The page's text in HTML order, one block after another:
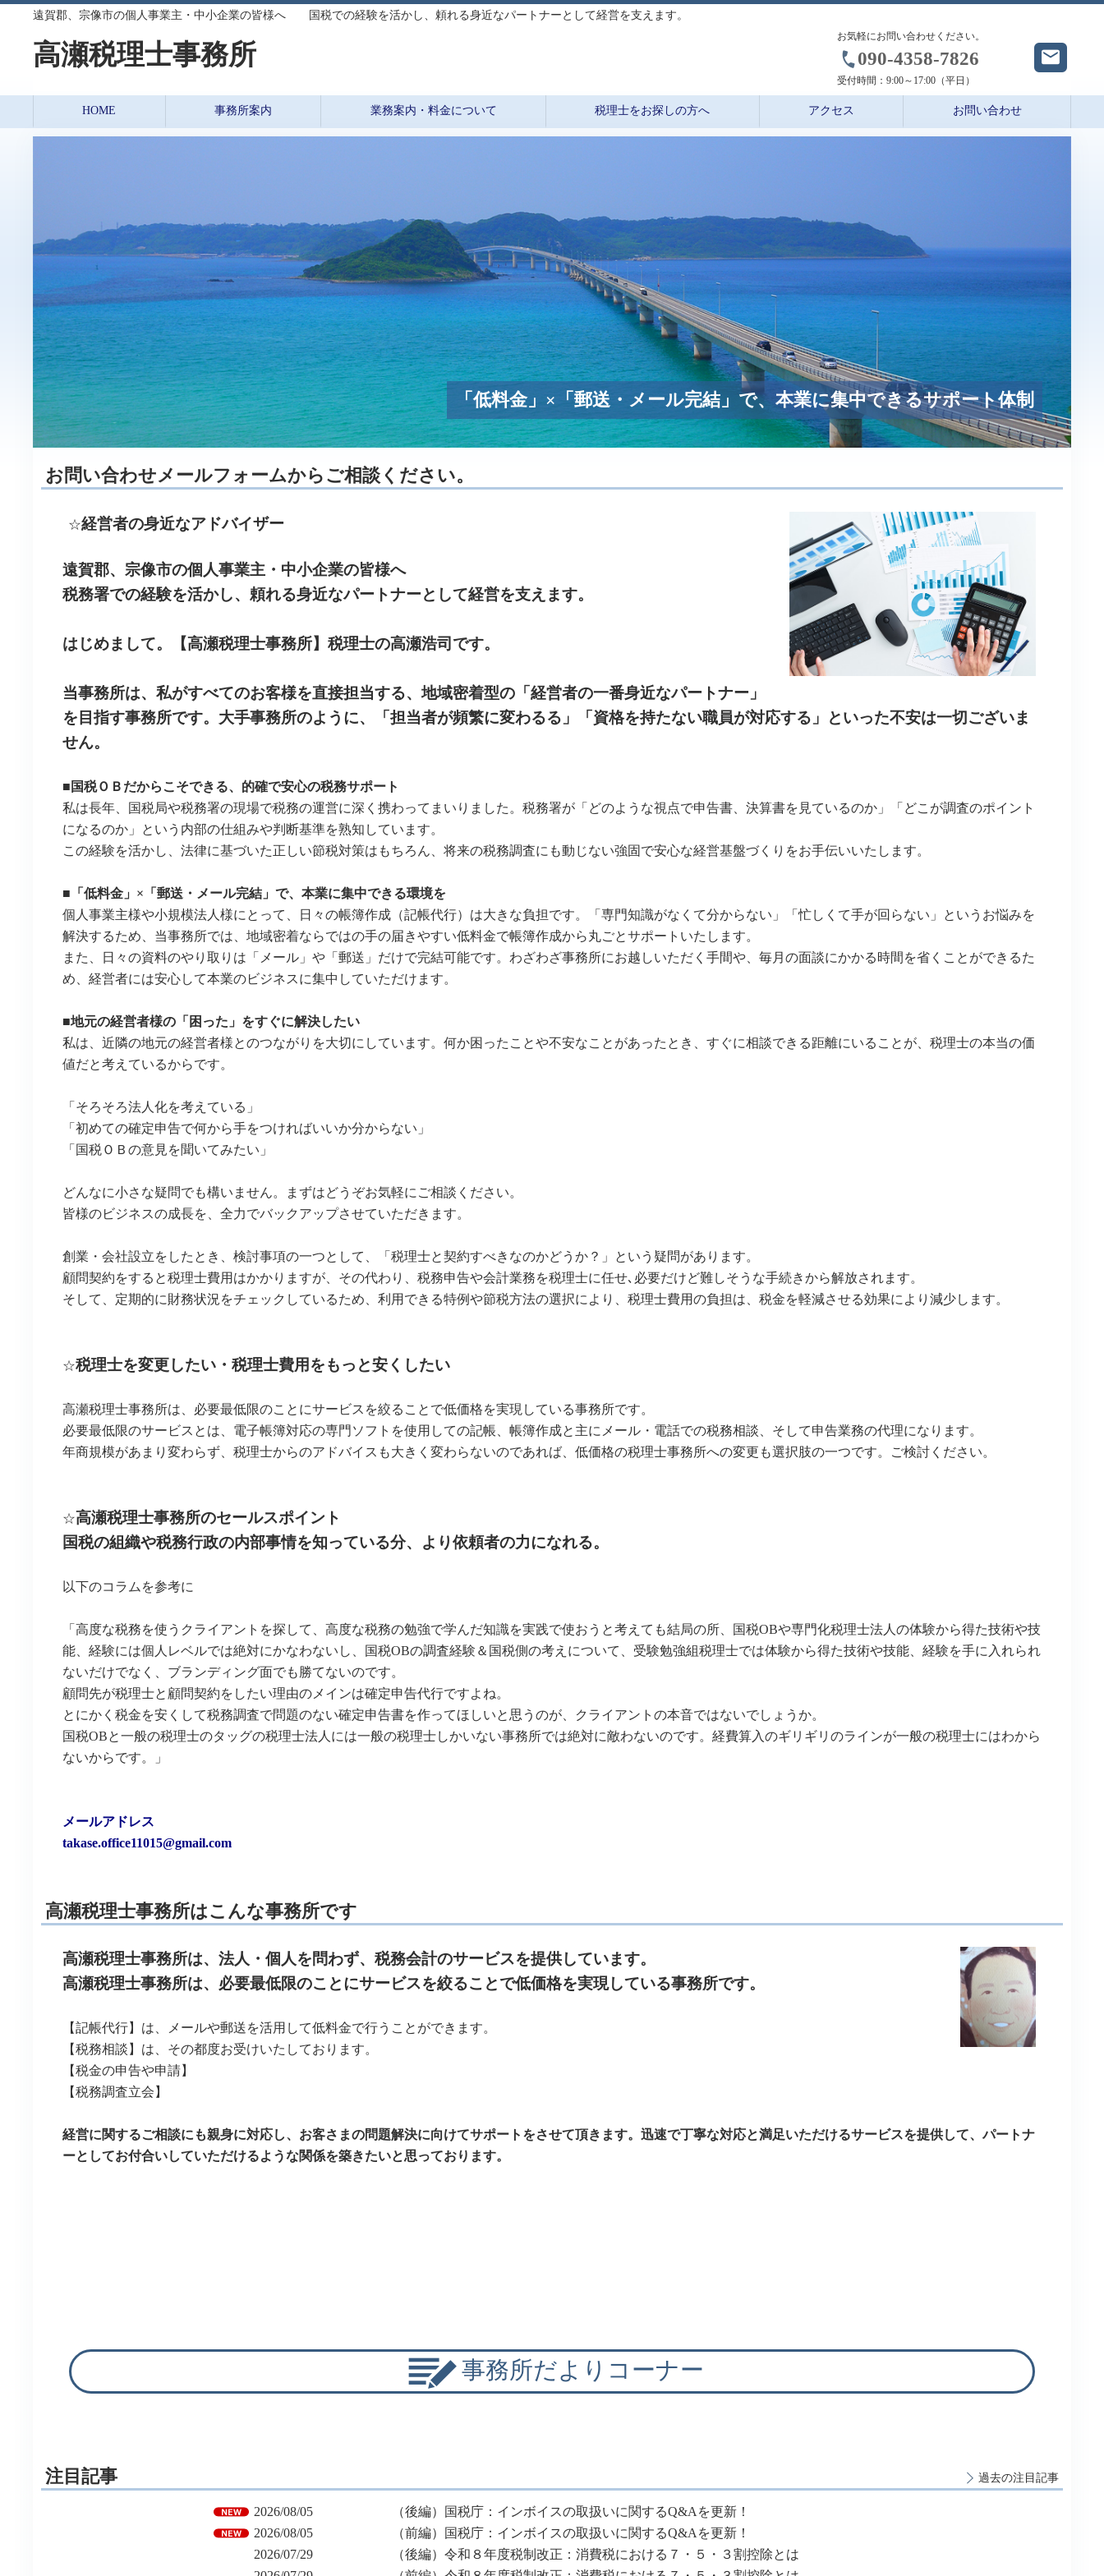
遠賀郡、宗像市の個人事業主・中小企業の皆様へ 国税での経験を活かし、頼れる身近なパートナーとして経営を支えます。
高瀬税理士事務所
お気軽にお問い合わせください。
090-4358-7826
受付時間： 9:00～17:00（平日）
HOME 事務所案内 業務案内・料金について 税理士をお探しの方へ アクセス お問い合わせ
「低料金」×「郵送・メール完結」で、本業に集中できるサポート体制
お問い合わせメールフォームからご相談ください。
☆経営者の身近なアドバイザー
遠賀郡、宗像市の個人事業主・中小企業の皆様へ
税務署での経験を活かし、頼れる身近なパートナーとして経営を支えます。
はじめまして。【高瀬税理士事務所】税理士の高瀬浩司です。
当事務所は、私がすべてのお客様を直接担当する、地域密着型の「経営者の一番身近なパートナー」
を目指す事務所です。大手事務所のように、「担当者が頻繁に変わるる」「資格を持たない職員が対応する」といった不安は一切ございま
せん。
■国税ＯＢだからこそできる、的確で安心の税務サポート
私は長年、国税局や税務署の現場で税務の運営に深く携わってまいりました。税務署が「どのような視点で申告書、決算書を見ているのか」「どこが調査のポイント
になるのか」という内部の仕組みや判断基準を熟知しています。
この経験を活かし、法律に基づいた正しい節税対策はもちろん、将来の税務調査にも動じない強固で安心な経営基盤づくりをお手伝いいたします。
■「低料金」×「郵送・メール完結」で、本業に集中できる環境を
個人事業主様や小規模法人様にとって、日々の帳簿作成（記帳代行）は大きな負担です。「専門知識がなくて分からない」「忙しくて手が回らない」というお悩みを
解決するため、当事務所では、地域密着ならではの手の届きやすい低料金で帳簿作成から丸ごとサポートいたします。
また、日々の資料のやり取りは「メール」や「郵送」だけで完結可能です。わざわざ事務所にお越しいただく手間や、毎月の面談にかかる時間を省くことができるた
め、経営者には安心して本業のビジネスに集中していただけます。
■地元の経営者様の「困った」をすぐに解決したい
私は、近隣の地元の経営者様とのつながりを大切にしています。何か困ったことや不安なことがあったとき、すぐに相談できる距離にいることが、税理士の本当の価
値だと考えているからです。
「そろそろ法人化を考えている」
「初めての確定申告で何から手をつければいいか分からない」
「国税ＯＢの意見を聞いてみたい」
どんなに小さな疑問でも構いません。まずはどうぞお気軽にご相談ください。
皆様のビジネスの成長を、全力でバックアップさせていただきます。
創業・会社設立をしたとき、検討事項の一つとして、「税理士と契約すべきなのかどうか？」という疑問があります。
顧問契約をすると税理士費用はかかりますが、その代わり、税務申告や会計業務を税理士に任せ､必要だけど難しそうな手続きから解放されます。
そして、定期的に財務状況をチェックしているため、利用できる特例や節税方法の選択により、税理士費用の負担は、税金を軽減させる効果により減少します。
☆税理士を変更したい・税理士費用をもっと安くしたい
高瀬税理士事務所は、必要最低限のことにサービスを絞ることで低価格を実現している事務所です。
必要最低限のサービスとは、電子帳簿対応の専門ソフトを使用しての記帳、帳簿作成と主にメール・電話での税務相談、そして申告業務の代理になります。
年商規模があまり変わらず、税理士からのアドバイスも大きく変わらないのであれば、低価格の税理士事務所への変更も選択肢の一つです。ご検討ください。
☆高瀬税理士事務所のセールスポイント
国税の組織や税務行政の内部事情を知っている分、より依頼者の力になれる。
以下のコラムを参考に
「高度な税務を使うクライアントを探して、高度な税務の勉強で学んだ知識を実践で使おうと考えても結局の所、国税OBや専門化税理士法人の体験から得た技術や技
能、経験には個人レベルでは絶対にかなわないし、国税OBの調査経験＆国税側の考えについて、受験勉強組税理士では体験から得た技術や技能、経験を手に入れられ
ないだけでなく、ブランディング面でも勝てないのです。
顧問先が税理士と顧問契約をしたい理由のメインは確定申告代行ですよね。
とにかく税金を安くして税務調査で問題のない確定申告書を作ってほしいと思うのが、クライアントの本音ではないでしょうか。
国税OBと一般の税理士のタッグの税理士法人には一般の税理士しかいない事務所では絶対に敵わないのです。経費算入のギリギリのラインが一般の税理士にはわから
ないからです。」
メールアドレス
takase.office11015@gmail.com
高瀬税理士事務所はこんな事務所です
高瀬税理士事務所は、法人・個人を問わず、税務会計のサービスを提供しています。
高瀬税理士事務所は、必要最低限のことにサービスを絞ることで低価格を実現している事務所です。
【記帳代行】は、メールや郵送を活用して低料金で行うことができます。
【税務相談】は、その都度お受けいたしております。
【税金の申告や申請】
【税務調査立会】
経営に関するご相談にも親身に対応し、お客さまの問題解決に向けてサポートをさせて頂きます。迅速で丁寧な対応と満足いただけるサービスを提供して、パートナ
ーとしてお付合いしていただけるような関係を築きたいと思っております。
事務所だよりコーナー
注目記事 過去の注目記事
2026/08/05
（後編）国税庁：インボイスの取扱いに関するQ&Aを更新！
2026/08/05
（前編）国税庁：インボイスの取扱いに関するQ&Aを更新！
2026/07/29
（後編）令和８年度税制改正：消費税における７・５・３割控除とは